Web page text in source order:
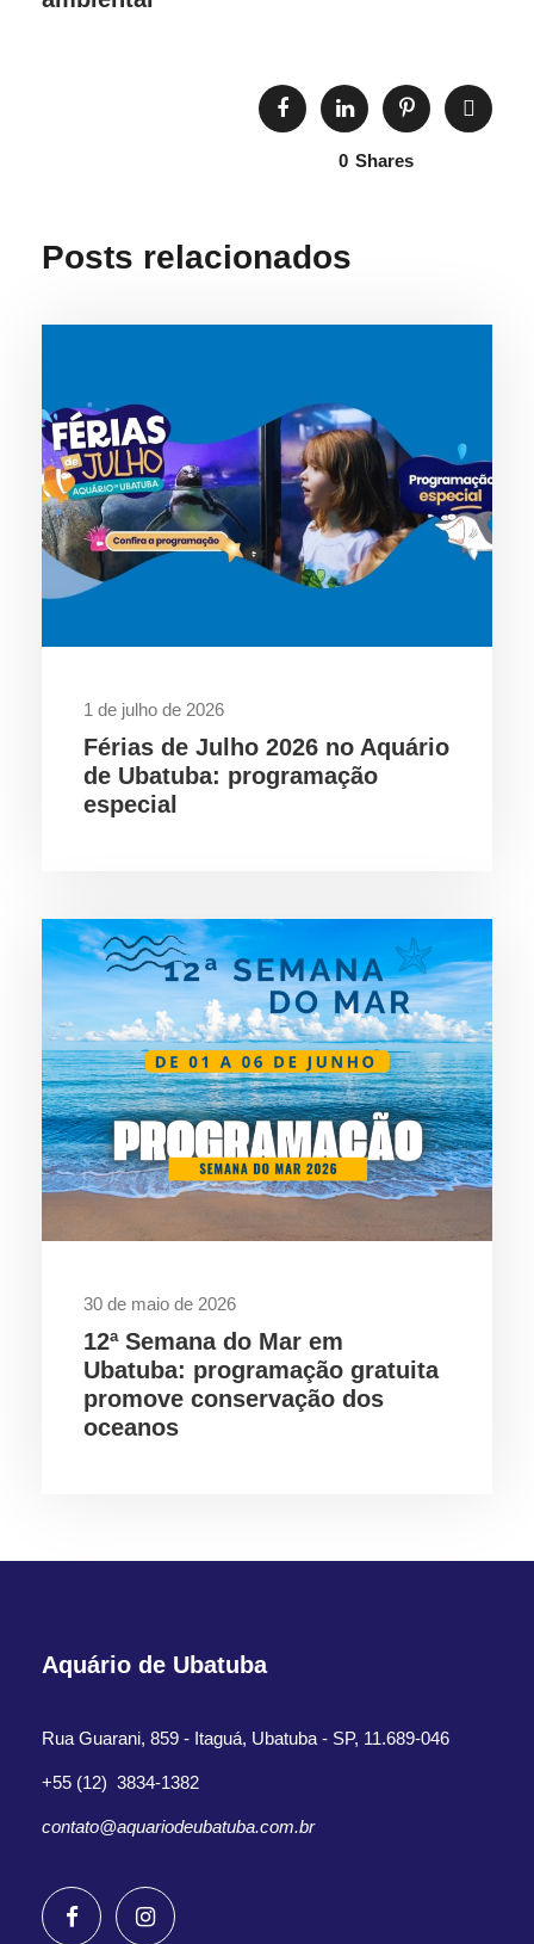
0 Shares
Posts relacionados
1 de julho de 2026
Férias de Julho 2026 no Aquário
de Ubatuba: programação
especial
30 de maio de 2026
12ª Semana do Mar em
Ubatuba: programação gratuita
promove conservação dos
oceanos
Aquário de Ubatuba
Rua Guarani, 859 - Itaguá, Ubatuba - SP, 11.689-046
+55 (12) 3834-1382
contato@aquariodeubatuba.com.br